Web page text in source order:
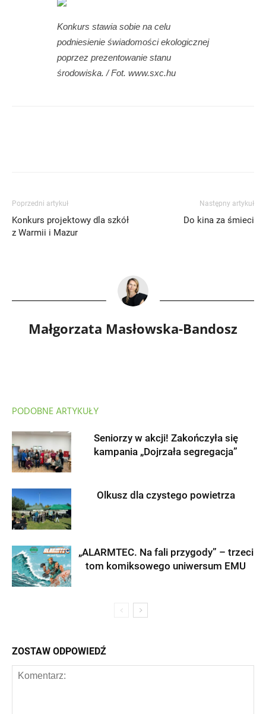
Konkurs stawia sobie na celu
podniesienie świadomości ekologicznej
poprzez prezentowanie stanu
środowiska. / Fot. www.sxc.hu
Poprzedni artykuł
Konkurs projektowy dla szkół
z Warmii i Mazur
Następny artykuł
Do kina za śmieci
Małgorzata Masłowska-Bandosz
PODOBNE ARTYKUŁY
Seniorzy w akcji! Zakończyła się
kampania „Dojrzała segregacja”
Olkusz dla czystego powietrza
„ALARMTEC. Na fali przygody” – trzeci
tom komiksowego uniwersum EMU
ZOSTAW ODPOWIEDŹ